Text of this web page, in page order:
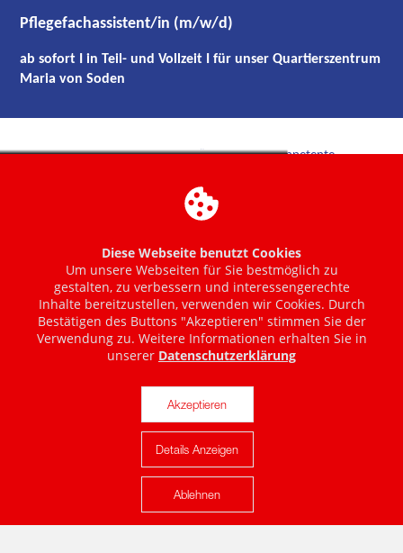
Karte anzeigen
Diese Webseite benutzt Cookies
Um unsere Webseiten für Sie bestmöglich zu
gestalten, zu verbessern und interessengerechte
Inhalte bereitzustellen, verwenden wir Cookies. Durch
Bestätigen des Buttons "Akzeptieren" stimmen Sie der
Verwendung zu. Weitere Informationen erhalten Sie in
unserer Datenschutzerklärung
Akzeptieren
Details Anzeigen
Ablehnen